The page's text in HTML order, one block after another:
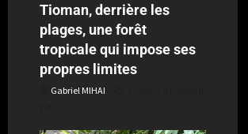
Tioman, derrière les
plages, une forêt
tropicale qui impose ses
propres limites
Gabriel MIHAI